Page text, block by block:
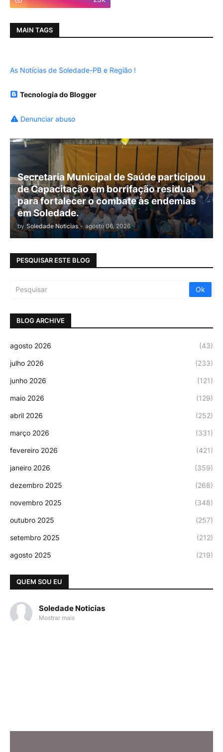
MAIN TAGS
As Notícias de Soledade-PB e Região !
Tecnologia do Blogger
Denunciar abuso
Secretaria Municipal de Saúde participou
de Capacitação em borrifação residual
para fortalecer o combate às endemias
em Soledade.
by Soledade Noticias - agosto 06, 2026
PESQUISAR ESTE BLOG
BLOG ARCHIVE
agosto 2026 (43)
julho 2026 (233)
junho 2026 (121)
maio 2026 (129)
abril 2026 (252)
março 2026 (331)
fevereiro 2026 (421)
janeiro 2026 (359)
dezembro 2025 (268)
novembro 2025 (348)
outubro 2025 (257)
setembro 2025 (212)
agosto 2025 (219)
QUEM SOU EU
Soledade Noticias
Mostrar mais